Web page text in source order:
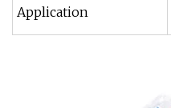
Application